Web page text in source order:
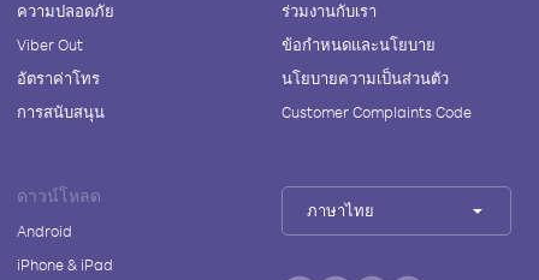
ความปลอดภัย
Viber Out
อัตราค่าโทร
การสนับสนุน
ร่วมงานกับเรา
ข้อกำหนดและนโยบาย
นโยบายความเป็นส่วนตัว
Customer Complaints Code
ดาวน์โหลด
Android
iPhone & iPad
ภาษาไทย